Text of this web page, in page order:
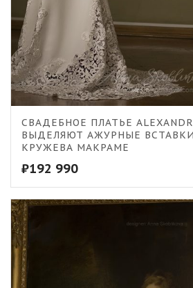
СВАДЕБНОЕ ПЛАТЬЕ
ВЫДЕЛЯЮТ АЖУРНЫЕ
КРУЖЕВА МАКРАМЕ
₽192 990